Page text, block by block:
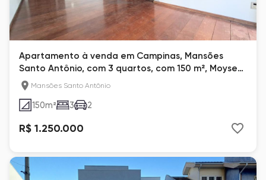
Apartamento à venda em Campinas, Mansões
Santo Antônio, com 3 quartos, com 150 m², Moyses
BittarMansões Santo Antônio
150m² 3 2
R$ 1.250.000